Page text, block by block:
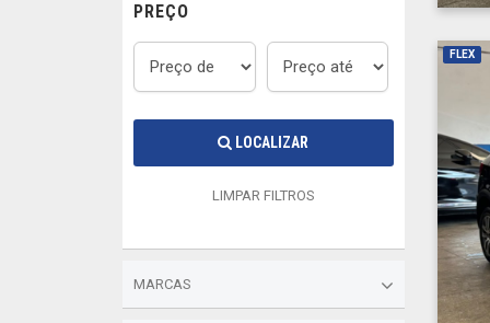
PREÇO
LOCALIZAR
LIMPAR FILTROS
MARCAS
FLEX